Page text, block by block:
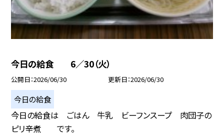
今日の給食 6／30（火）
公開日 2026/06/30 更新日 2026/06/30
今日の給食
今日の給食は ごはん 牛乳 ビーフンスープ 肉団子の
ピリ辛煮 です。